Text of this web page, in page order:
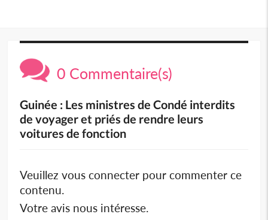
0 Commentaire(s)
Guinée : Les ministres de Condé interdits
de voyager et priés de rendre leurs
voitures de fonction
Veuillez vous connecter pour commenter ce
contenu.
Votre avis nous intéresse.